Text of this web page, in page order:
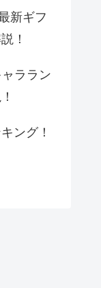
新ギフ
！
ララン
ング！